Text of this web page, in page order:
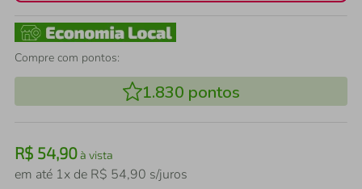
Compre com pontos:
1.830 pontos
R$ 54,90à vista
em até 1x de R$ 54,90 s/juros